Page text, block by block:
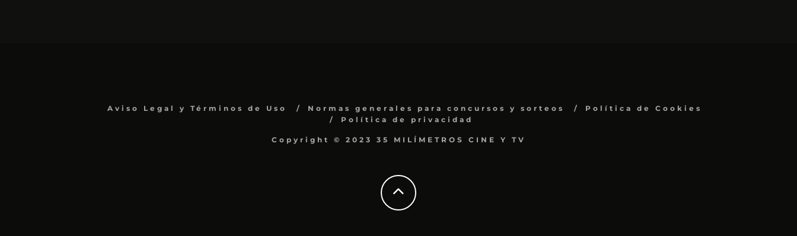
Aviso Legal y Términos de Uso Normas generales para concursos y sorteos
Política de Cookies
Política de privacidad
Copyright © 2023 35 MILÍMETROS CINE Y TV